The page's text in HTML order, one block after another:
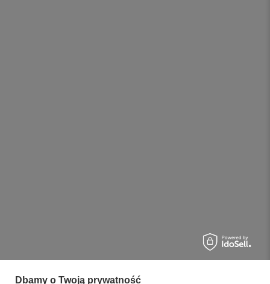
Dbamy o Twoją prywatność